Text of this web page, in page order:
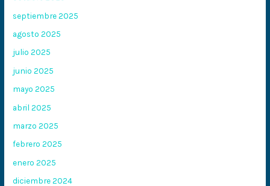
septiembre 2025
agosto 2025
julio 2025
junio 2025
mayo 2025
abril 2025
marzo 2025
febrero 2025
enero 2025
diciembre 2024